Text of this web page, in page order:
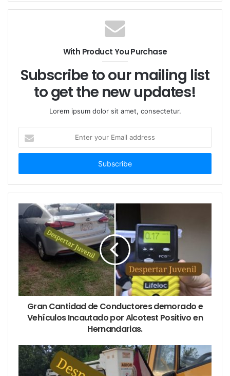
With Product You Purchase
Subscribe to our mailing list
to get the new updates!
Lorem ipsum dolor sit amet, consectetur.
t
r
y
r
E
i
l
a
d
s
Gran Cantidad de Conductores demorado e
Vehículos Incautado por Alcotest Positivo en
Hernandarias.